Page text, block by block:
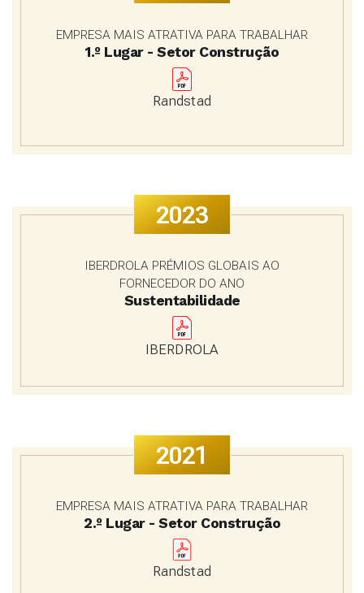
EMPRESA MAIS ATRATIVA PARA TRABALHAR
1.º Lugar - Setor Construção
Randstad
2023
IBERDROLA PRÉMIOS GLOBAIS AO
FORNECEDOR DO ANO
Sustentabilidade
IBERDROLA
2021
EMPRESA MAIS ATRATIVA PARA TRABALHAR
2.º Lugar - Setor Construção
Randstad